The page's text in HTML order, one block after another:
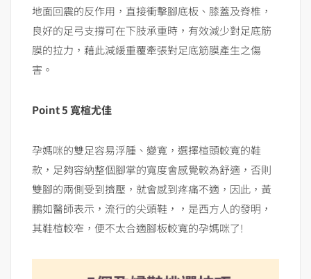
地面回震的反作用，直接衝擊腳底板、膝蓋及脊椎，
良好的足弓支撐可在下肢承重時，有效減少對足底筋
膜的拉力，藉此減緩重覆牽張對足底筋膜產生之傷
害。
Point 5 寬楦尤佳
孕媽咪的雙足容易浮腫、變寬，選擇楦頭較寬的鞋
款，足夠容納整個腳掌的寬度會感覺較為舒適，否則
雙腳的兩側受到擠壓，就會感到疼痛不適，因此，黃
鵬如醫師表示，流行的尖頭鞋，，是西方人的發明，
其鞋楦較窄，便不太合適腳板較寬的孕媽咪了!